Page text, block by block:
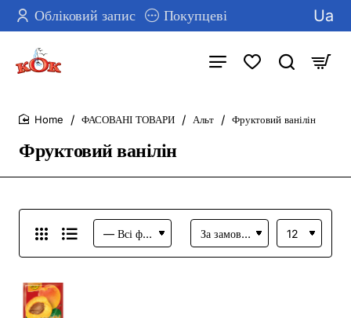
Обліковий запис Покупцеві Ua
Фруктовий ванілін
ФАСОВАНІ ТОВАРИ Альт Фруктовий ванілін